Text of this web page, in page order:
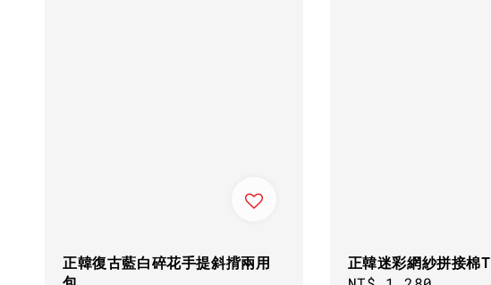
正韓復古藍白碎花手提斜揹兩用
正韓迷彩網紗拼接棉T